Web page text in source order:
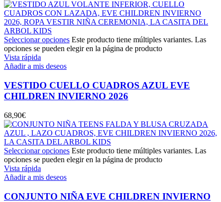
Seleccionar opciones Este producto tiene múltiples variantes. Las
opciones se pueden elegir en la página de producto
Vista rápida
Añadir a mis deseos
VESTIDO CUELLO CUADROS AZUL EVE
CHILDREN INVIERNO 2026
68,90€
Seleccionar opciones Este producto tiene múltiples variantes. Las
opciones se pueden elegir en la página de producto
Vista rápida
Añadir a mis deseos
CONJUNTO NIÑA EVE CHILDREN INVIERNO